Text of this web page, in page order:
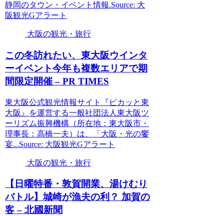
静岡のタウン・イベント情報.Source: 大
阪観光Gアラート
大阪の観光・旅行
この冬訪れたい、東大阪ウインタ
ーイベント今年も複数エリアで期
間限定開催 – PR TIMES
東大阪公式観光情報サイト『ピカッと東
大阪』を運営する一般社団法人東大阪ツ
ーリズム振興機構（所在地：東大阪市・
理事長：高橋一夫）は、「大阪・光の饗
宴...Source: 大阪観光Gアラート
大阪の観光・旅行
【日曜特番・敦賀開業、湯けむり
バトル】城崎が漁夫の利？ 加賀の
客 – 北國新聞